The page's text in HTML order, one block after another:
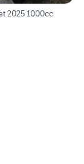
2025 1000cc